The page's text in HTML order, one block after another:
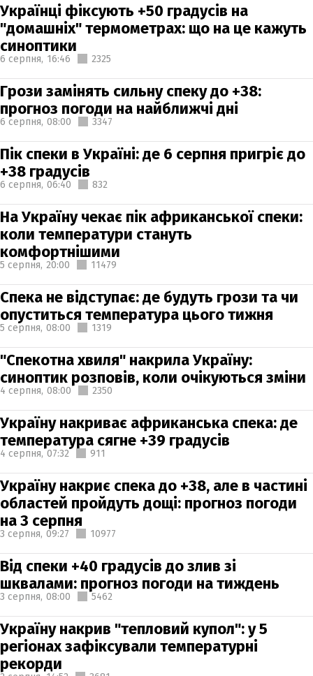
Українці фіксують +50 градусів на
"домашніх" термометрах: що на це кажуть
синоптики
6 серпня, 16:46 2325
Грози замінять сильну спеку до +38:
прогноз погоди на найближчі дні
6 серпня, 08:00 3347
Пік спеки в Україні: де 6 серпня пригріє до
+38 градусів
6 серпня, 06:40 832
На Україну чекає пік африканської спеки:
коли температури стануть
комфортнішими
5 серпня, 20:00 11479
Спека не відступає: де будуть грози та чи
опуститься температура цього тижня
5 серпня, 08:00 1319
"Спекотна хвиля" накрила Україну:
синоптик розповів, коли очікуються зміни
4 серпня, 08:00 2350
Україну накриває африканська спека: де
температура сягне +39 градусів
4 серпня, 07:32 911
Україну накриє спека до +38, але в частині
областей пройдуть дощі: прогноз погоди
на 3 серпня
3 серпня, 09:27 10977
Від спеки +40 градусів до злив зі
шквалами: прогноз погоди на тиждень
3 серпня, 08:00 5462
Україну накрив "тепловий купол": у 5
регіонах зафіксували температурні
рекорди